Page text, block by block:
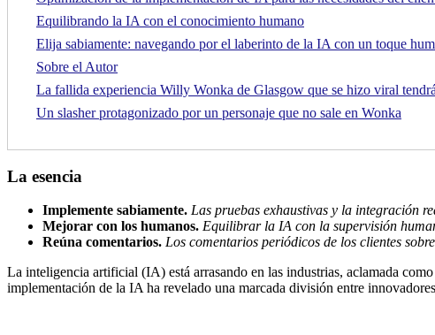
Equilibrando la IA con el conocimiento humano
Elija sabiamente: navegando por el laberinto de la IA con un toque
Sobre el Autor
La fallida experiencia Willy Wonka de Glasgow que se hizo viral
Un slasher protagonizado por un personaje que no sale en Wonka
La esencia
Implemente sabiamente. Las pruebas exhaustivas y la integración
Mejorar con los humanos. Equilibrar la IA con la supervisión
Reúna comentarios. Los comentarios periódicos de los clientes
La inteligencia artificial (IA) está arrasando en las industrias, aclamada
implementación de la IA ha revelado una marcada división entre